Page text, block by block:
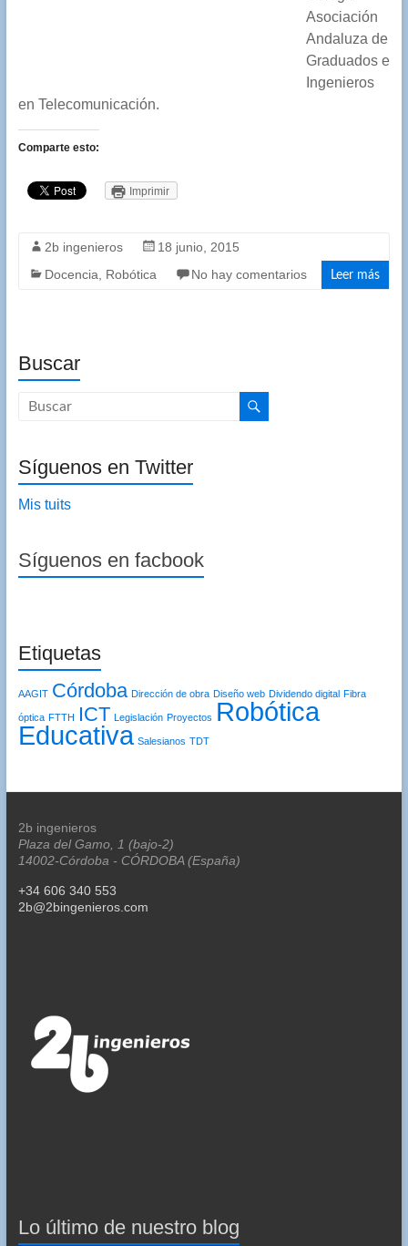
Asociación
Andaluza de
Graduados e
Ingenieros
en Telecomunicación.
Comparte esto:
Imprimir
2b ingenieros
18 junio, 2015
Docencia
Robótica No hay comentarios Leer más
Buscar
Síguenos en Twitter
Mis tuits
Síguenos en facbook
Etiquetas
AAGIT Córdoba Dirección de obra Diseño web Dividendo digital Fibra
óptica FTTH ICT Legislación Proyectos Robótica
Educativa Salesianos TDT
2b ingenieros
Plaza del Gamo, 1 (bajo-2)
14002-Córdoba - CÓRDOBA (España)
+34 606 340 553
2b@2bingenieros.com
Lo último de nuestro blog